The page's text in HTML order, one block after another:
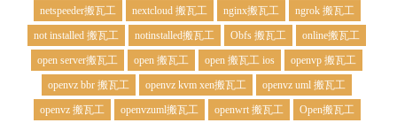
netspeeder搬瓦工
nextcloud 搬瓦工 nginx搬瓦工
ngrok 搬瓦工
not installed 搬瓦工
notinstalled搬瓦工 Obfs 搬瓦工
online搬瓦工
open server搬瓦工
open 搬瓦工 open 搬瓦工 ios
openvp 搬瓦工
openvz bbr 搬瓦工
openvz kvm xen搬瓦工
openvz uml 搬瓦工
openvz 搬瓦工
openvzuml搬瓦工 openwrt 搬瓦工 Open搬瓦工